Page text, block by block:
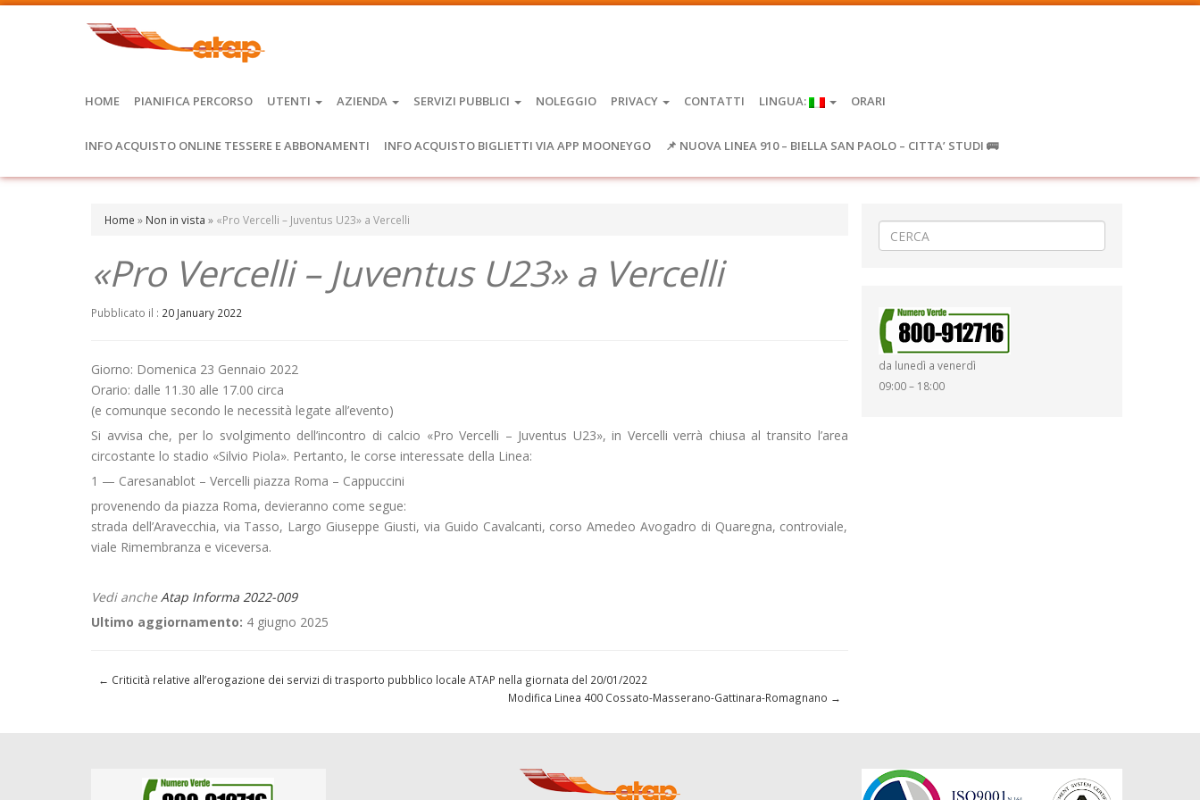
HOME PIANIFICA PERCORSO UTENTI AZIENDA SERVIZI PUBBLICI NOLEGGIO PRIVACY CONTATTI LINGUA: ORARI
INFO ACQUISTO ONLINE TESSERE E ABBONAMENTI INFO ACQUISTO BIGLIETTI VIA APP MOONEYGO 📌 NUOVA LINEA 910 – BIELLA SAN PAOLO – CITTA’ STUDI 🚌
Home » Non in vista » «Pro Vercelli – Juventus U23» a Vercelli
«Pro Vercelli – Juventus U23» a Vercelli
Pubblicato il : 20 January 2022
Giorno: Domenica 23 Gennaio 2022
Orario: dalle 11.30 alle 17.00 circa
(e comunque secondo le necessità legate all’evento)
Si avvisa che, per lo svolgimento dell’incontro di calcio «Pro Vercelli – Juventus U23», in Vercelli verrà chiusa al transito l’area
circostante lo stadio «Silvio Piola». Pertanto, le corse interessate della Linea:
1 — Caresanablot – Vercelli piazza Roma – Cappuccini
provenendo da piazza Roma, devieranno come segue:
strada dell’Aravecchia, via Tasso, Largo Giuseppe Giusti, via Guido Cavalcanti, corso Amedeo Avogadro di Quaregna, controviale,
viale Rimembranza e viceversa.
Vedi ancheAtap Informa 2022-009
Ultimo aggiornamento: 4 giugno 2025
← Criticità relative all’erogazione dei servizi di trasporto pubblico locale ATAP nella giornata del 20/01/2022
Modifica Linea 400 Cossato-Masserano-Gattinara-Romagnano →
da lunedì a venerdì
09:00 – 18:00